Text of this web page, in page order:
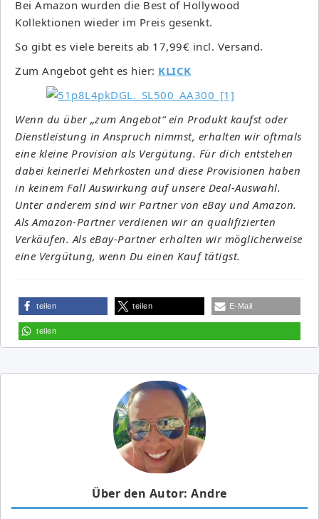
Bei Amazon wurden die Best of Hollywood
Kollektionen wieder im Preis gesenkt.
So gibt es viele bereits ab 17,99€ incl. Versand.
Zum Angebot geht es hier: KLICK
Wenn du über „zum Angebot“ ein Produkt kaufst oder
Dienstleistung in Anspruch nimmst, erhalten wir oftmals
eine kleine Provision als Vergütung. Für dich entstehen
dabei keinerlei Mehrkosten und diese Provisionen haben
in keinem Fall Auswirkung auf unsere Deal-Auswahl.
Unter anderem sind wir Partner von eBay und Amazon.
Als Amazon-Partner verdienen wir an qualifizierten
Verkäufen. Als eBay-Partner erhalten wir möglicherweise
eine Vergütung, wenn Du einen Kauf tätigst.
teilen teilen E-Mail
teilen
Über den Autor: Andre